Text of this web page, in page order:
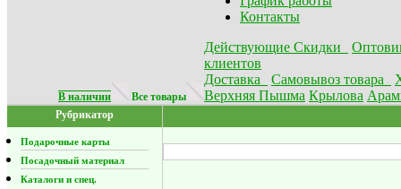
В наличии Все товары
Контакты
Действующие Скидки
клиентов
Доставка
Самовывоз товара
Верхняя Пышма Крылова
Рубрикатор
Подарочные карты
Посадочный материал
Каталоги и спец.